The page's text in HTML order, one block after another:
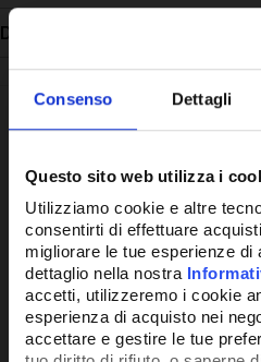
Consenso Dettagli
Questo sito web utilizza i
Utilizziamo cookie e altre
consentirti di effettuare
migliorare le tue esperienze
dettaglio nella nostra
accetti, utilizzeremo i cookie
esperienza di acquisto nei
accettare e gestire le tue
Disponibilità
Potrebbe